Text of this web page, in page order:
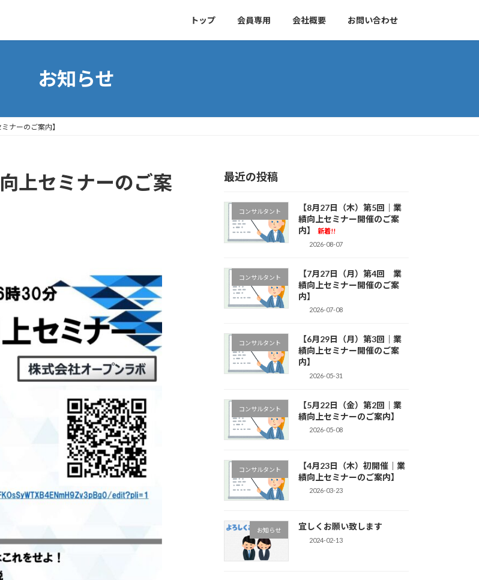
トップ 会員専用 会社概要 お問い合わせ
お知らせ
ナーのご案内】
上セミナーのご案
最近の投稿
コンサルタント
【8月27日（木）第5回｜業
績向上セミナー開催のご案
内】
新着!!
2026-08-07
コンサルタント
【7月27日（月）第4回 業
績向上セミナー開催のご案
内】
2026-07-08
コンサルタント
【6月29日（月）第3回｜業
績向上セミナー開催のご案
内】
2026-05-31
コンサルタント
【5月22日（金）第2回｜業
績向上セミナーのご案内】
2026-05-08
コンサルタント
【4月23日（木）初開催｜業
績向上セミナーのご案内】
2026-03-23
お知らせ 宜しくお願い致します
2024-02-13